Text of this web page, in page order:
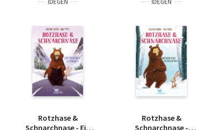
IDEGEN
Rotzhase &
Schnarchnase - Ein
IDEGEN
Rotzhase &
Schnarchnase -